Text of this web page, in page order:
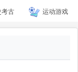
考古 运动游戏